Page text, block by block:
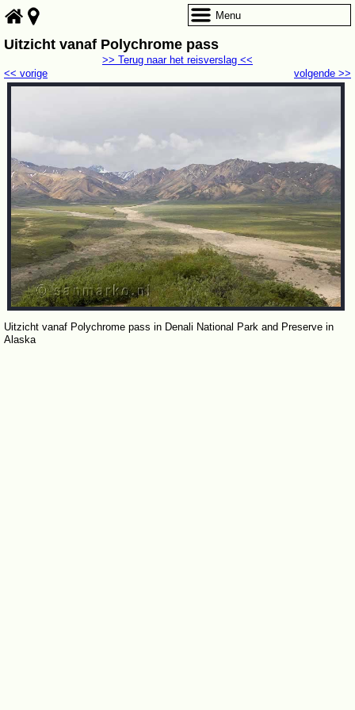
Uitzicht vanaf Polychrome pass
volgende >>
<< vorige
>> Terug naar het reisverslag <<
Uitzicht vanaf Polychrome pass in Denali National Park and Preserve in
Alaska
Menu